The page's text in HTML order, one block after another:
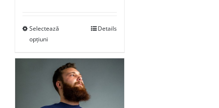
Selectează
opțiuni
Details